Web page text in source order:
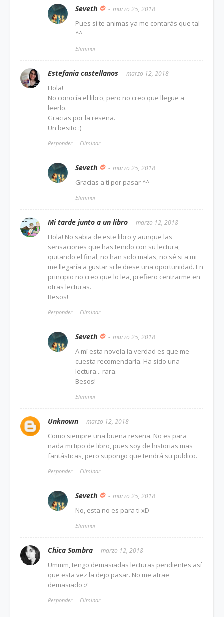
Seveth marzo 25, 2018
Pues si te animas ya me contarás que tal
^^
Eliminar
Estefania castellanos marzo 12, 2018
Hola!
No conocía el libro, pero no creo que llegue a
leerlo.
Gracias por la reseña.
Un besito :)
Responder Eliminar
Seveth marzo 25, 2018
Gracias a ti por pasar ^^
Eliminar
Mi tarde junto a un libro marzo 12, 2018
Hola! No sabia de este libro y aunque las
sensaciones que has tenido con su lectura,
quitando el final, no han sido malas, no sé si a mi
me llegaría a gustar si le diese una oportunidad. En
principio no creo que lo lea, prefiero centrarme en
otras lecturas.
Besos!
Responder Eliminar
Seveth marzo 25, 2018
A mí esta novela la verdad es que me
cuesta recomendarla. Ha sido una
lectura... rara.
Besos!
Eliminar
Unknown marzo 12, 2018
Como siempre una buena reseña. No es para
nada mi tipo de libro, pues soy de historias mas
fantásticas, pero supongo que tendrá su publico.
Responder Eliminar
Seveth marzo 25, 2018
No, esta no es para ti xD
Eliminar
Chica Sombra marzo 12, 2018
Ummm, tengo demasiadas lecturas pendientes así
que esta vez la dejo pasar. No me atrae
demasiado :/
Responder Eliminar